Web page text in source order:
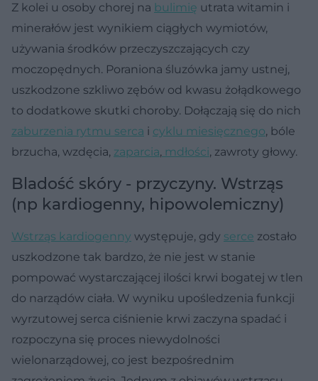
Z kolei u osoby chorej na bulimię utrata witamin i
minerałów jest wynikiem ciągłych wymiotów,
używania środków przeczyszczających czy
moczopędnych. Poraniona śluzówka jamy ustnej,
uszkodzone szkliwo zębów od kwasu żołądkowego
to dodatkowe skutki choroby. Dołączają się do nich
zaburzenia rytmu serca i cyklu miesięcznego, bóle
brzucha, wzdęcia, zaparcia, mdłości, zawroty głowy.
Bladość skóry - przyczyny. Wstrząs
(np kardiogenny, hipowolemiczny)
Wstrząs kardiogenny występuje, gdy serce zostało
uszkodzone tak bardzo, że nie jest w stanie
pompować wystarczającej ilości krwi bogatej w tlen
do narządów ciała. W wyniku upośledzenia funkcji
wyrzutowej serca ciśnienie krwi zaczyna spadać i
rozpoczyna się proces niewydolności
wielonarządowej, co jest bezpośrednim